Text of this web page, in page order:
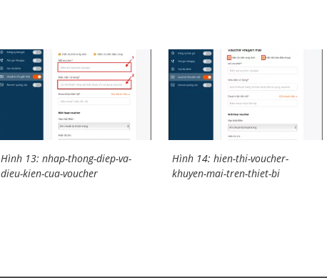
Hình 13: nhap-thong-diep-va-
dieu-kien-cua-voucher
Hình 14: hien-thi-voucher-
khuyen-mai-tren-thiet-bi